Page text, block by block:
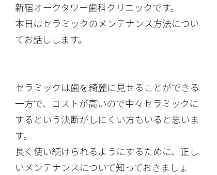
新宿オークタワー歯科クリニックです。
本日はセラミックのメンテナンス方法につい
てお話しします。
セラミックは歯を綺麗に見せることができる
一方で、コストが高いので中々セラミックに
するという決断がしにくい方もいると思いま
す。
長く使い続けられるようにするために、正し
いメンテナンスについて知っておきましょ